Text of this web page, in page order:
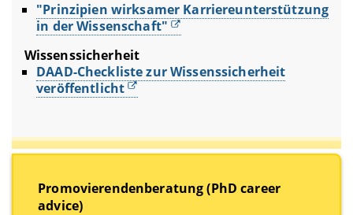
Promovierendenberatung (PhD career
advice)
"Prinzipien wirksamer Karriereunterstützung
in der Wissenschaft"
Wissenssicherheit
DAAD-Checkliste zur Wissenssicherheit
veröffentlicht